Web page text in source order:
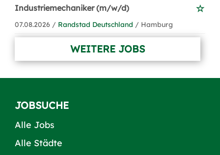
Industriemechaniker (m/w/d)
07.08.2026 / Randstad Deutschland / Hamburg
WEITERE JOBS
JOBSUCHE
Alle Jobs
Alle Städte